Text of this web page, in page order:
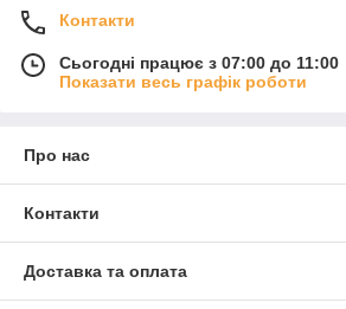
Контакти
Сьогодні працює з 07:00 до 11:00
Показати весь графік роботи
Про нас
Контакти
Доставка та оплата